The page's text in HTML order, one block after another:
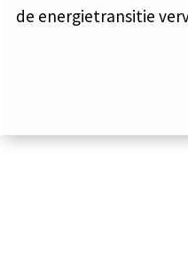
de energietransitie